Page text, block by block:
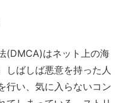
(DMCA)はネット上の海
しばしば悪意を持った人
行い、気に入らないコン